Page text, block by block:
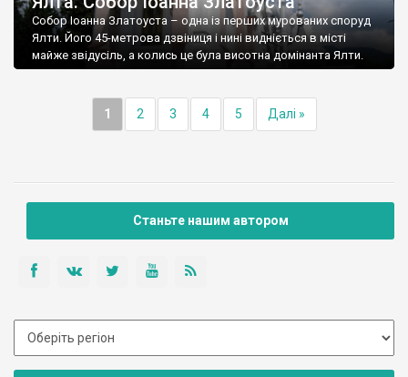
Собор Іоанна Златоуста – одна із перших мурованих споруд
Ялти. Його 45-метрова дзвіниця і нині видніється в місті
майже звідусіль, а колись це була висотна домінанта Ялти.
1 2 3 4 5 Далі »
Станьте нашим автором